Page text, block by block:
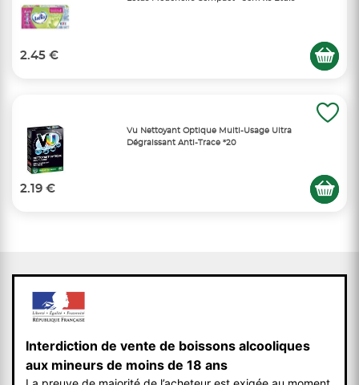
2.45 €
Vu Nettoyant Optique Multi-Usage Ultra
Dégraissant Anti-Trace *20
2.19 €
Interdiction de vente de boissons alcooliques
aux mineurs de moins de 18 ans